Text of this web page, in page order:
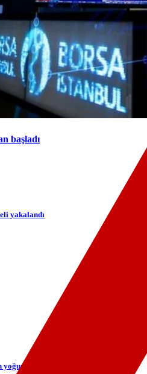
başladı
yakalandı
havalimanı oldu